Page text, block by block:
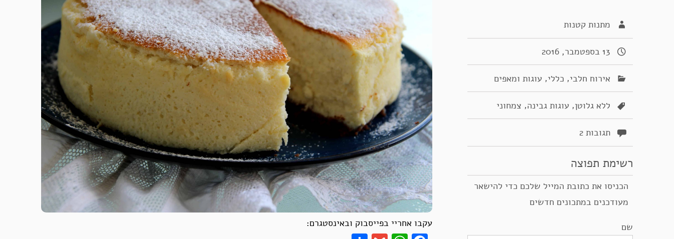
עקבו אחריי בפייסבוק ובאינסטגרם:
מתנות קטנות
13 בספטמבר, 2016
אירוח חלבי, כללי, עוגות ומאפים
ללא גלוטן, עוגות גבינה, צמחוני
תגובות 2
רשימת תפוצה
הכניסו את כתובת המייל שלכם כדי להישאר
מעודכנים במתכונים חדשים
שם